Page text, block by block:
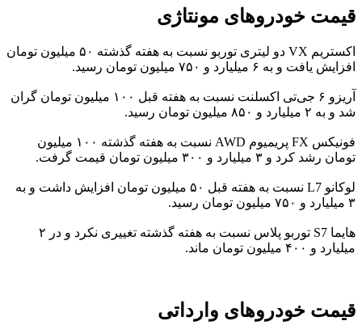
قیمت خودروهای مونتاژی
اکستریم VX دو لیتری توربو نسبت به هفته گذشته ۵۰ میلیون تومان
افزایش یافت و به ۶ میلیارد و ۷۵۰ میلیون تومان رسید.
آریزو ۶ جی‌تی اکسلنت نسبت به هفته قبل ۱۰۰ میلیون تومان گران
شد و به ۲ میلیارد و ۸۵۰ میلیون تومان رسید.
فونیکس FX پریمیوم AWD نسبت به هفته گذشته ۱۰۰ میلیون
تومان رشد کرد و ۳ میلیارد و ۳۰۰ میلیون تومان قیمت گرفت.
لوکانو L7 نسبت به هفته قبل ۵۰ میلیون تومان افزایش داشت و به
۳ میلیارد و ۷۵۰ میلیون تومان رسید.
هایما S7 توربو پلاس نسبت به هفته گذشته تغییری نکرد و در ۲
میلیارد و ۴۰۰ میلیون تومان ماند.
قیمت خودروهای وارداتی